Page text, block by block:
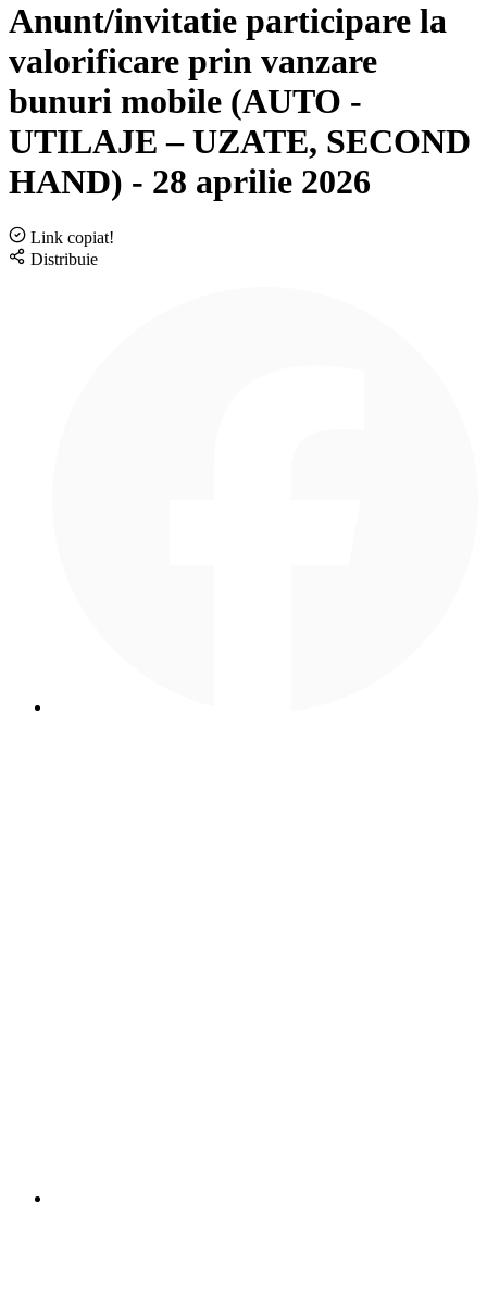
Anunt/invitatie participare la
valorificare prin vanzare
bunuri mobile (AUTO -
UTILAJE – UZATE, SECOND
HAND) - 28 aprilie 2026
Link copiat!
Distribuie